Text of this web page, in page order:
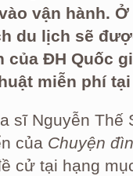
vận hành.
du lịch sẽ
của ĐH Quốc
miễn phí
sĩ Nguyễn
của Chuyện
cử tại hạng